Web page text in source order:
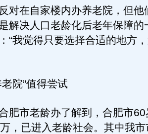
在自家楼内办养老院，但他
解决人口老龄化后老年保障的
“我觉得只要选择合适的地方
院”值得尝试
市老龄办了解到，合肥市60
，已进入老龄社会。其中我